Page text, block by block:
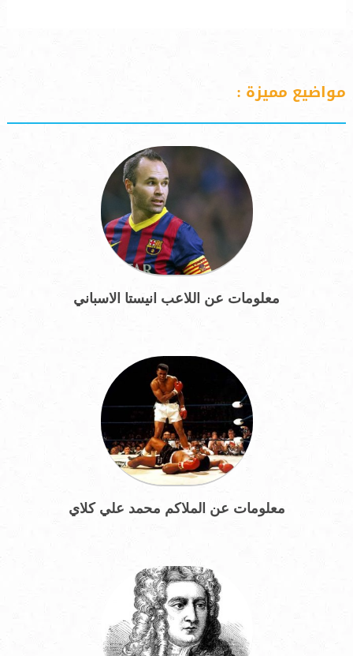
مواضيع مميزة :
معلومات عن اللاعب انيستا الاسباني
معلومات عن الملاكم محمد علي كلاي